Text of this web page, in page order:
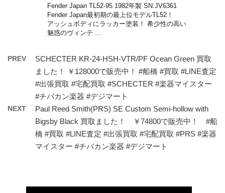
Fender Japan TL52-95 1982年製 SN:JV6361
Fender Japan最初期の最上位モデルTL52！
アッシュボディにラッカー塗装！ 希少性の高い
魅惑のヴィンテ …
PREV
SCHECTER KR-24-HSH-VTR/PF Ocean Green 買取
ました！ ￥128000で販売中！ #船橋 #買取 #LINE査定
#出張買取 #宅配買取 #SCHECTER #楽器マイスター
#チバカン楽器 #デジマート
NEXT
Paul Reed Smith(PRS) SE Custom Semi-hollow with
Bigsby Black 買取ました！ ￥74800で販売中！ #船
橋 #買取 #LINE査定 #出張買取 #宅配買取 #PRS #楽器
マイスター #チバカン楽器 #デジマート